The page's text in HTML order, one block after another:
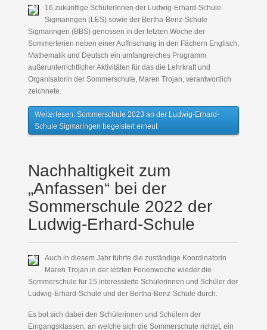
16 zukünftige SchülerInnen der Ludwig-Erhard-Schule
Sigmaringen (LES) sowie der Bertha-Benz-Schule
Sigmaringen (BBS) genossen in der letzten Woche der
Sommerferien neben einer Auffrischung in den Fächern Englisch,
Mathematik und Deutsch ein umfangreiches Programm
außerunterrichtlicher Aktivitäten für das die Lehrkraft und
Organisatorin der Sommerschule, Maren Trojan, verantwortlich
zeichnete.
Weiterlesen: Sommerschule 2023 an der Ludwig-Erhard-
Schule Sigmaringen begeistert erneut
Nachhaltigkeit zum
„Anfassen“ bei der
Sommerschule 2022 der
Ludwig-Erhard-Schule
Auch in diesem Jahr führte die zuständige Koordinatorin
Maren Trojan in der letzten Ferienwoche wieder die
Sommerschule für 15 interessierte Schülerinnen und Schüler der
Ludwig-Erhard-Schule und der Bertha-Benz-Schule durch.
Es bot sich dabei den Schülerinnen und Schülern der
Eingangsklassen, an welche sich die Sommerschule richtet, ein